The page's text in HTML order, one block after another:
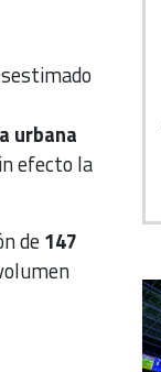
urbana
efecto la
de147